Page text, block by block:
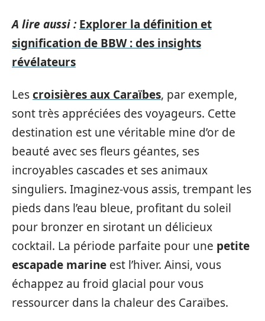
A lire aussi : Explorer la définition et
signification de BBW : des insights
révélateurs
Lescroisières aux Caraïbes, par exemple,
sont très appréciées des voyageurs. Cette
destination est une véritable mine d’or de
beauté avec ses fleurs géantes, ses
incroyables cascades et ses animaux
singuliers. Imaginez-vous assis, trempant les
pieds dans l’eau bleue, profitant du soleil
pour bronzer en sirotant un délicieux
cocktail. La période parfaite pour une petite
escapade marine est l’hiver. Ainsi, vous
échappez au froid glacial pour vous
ressourcer dans la chaleur des Caraïbes.